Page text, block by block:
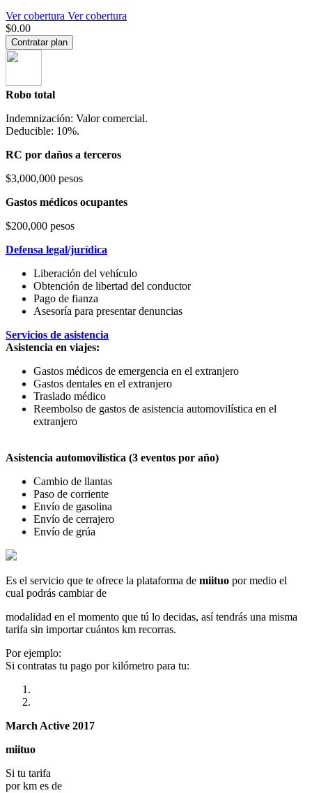
Ver cobertura Ver cobertura
$0.00
Contratar plan
Robo total
Indemnización: Valor comercial.
Deducible: 10%.
RC por daños a terceros
$3,000,000 pesos
Gastos médicos ocupantes
$200,000 pesos
Defensa legal/jurídica
Liberación del vehículo
Obtención de libertad del conductor
Pago de fianza
Asesoría para presentar denuncias
Servicios de asistencia
Asistencia en viajes:
Gastos médicos de emergencia en el extranjero
Gastos dentales en el extranjero
Traslado médico
Reembolso de gastos de asistencia automovilística en el
extranjero
Asistencia automovilística (3 eventos por año)
Cambio de llantas
Paso de corriente
Envío de gasolina
Envío de cerrajero
Envío de grúa
Es el servicio que te ofrece la plataforma de miituo por medio el
cual podrás cambiar de
modalidad en el momento que tú lo decidas, así tendrás una misma
tarifa sin importar cuántos km recorras.
Por ejemplo:
Si contratas tu pago por kilómetro para tu:
March Active 2017
miituo
Si tu tarifa
por km es de